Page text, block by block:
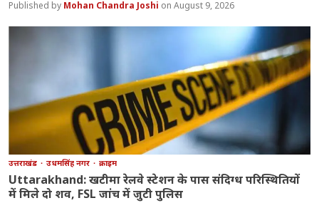
Mohan Chandra Joshi August 9, 2026
उत्तराखंड उधमसिंह नगर क्राइम
Uttarakhand: खटीमा रेलवे स्टेशन के पास संदिग्ध परिस्थितियों
में मिले दो शव, FSL जांच में जुटी पुलिस